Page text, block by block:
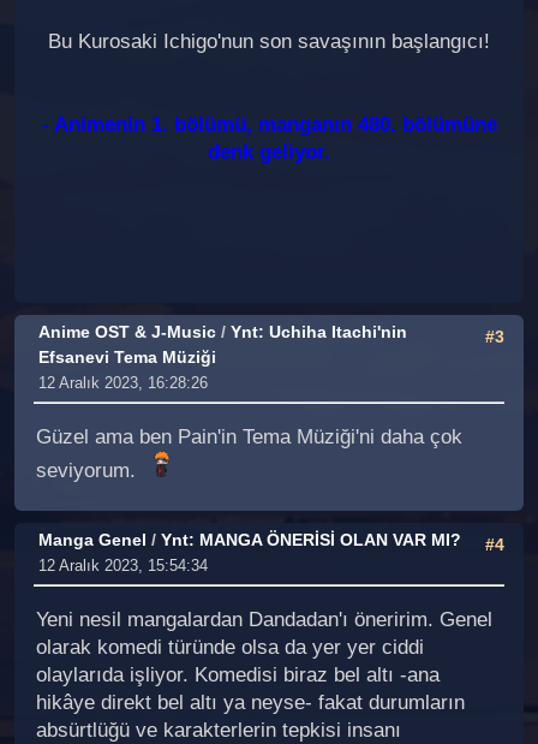
Bu Kurosaki Ichigo'nun son savaşının başlangıcı!
- Animenin 1. bölümü, manganın 480. bölümüne
denk geliyor.
#3
Anime OST & J-Music / Ynt: Uchiha Itachi'nin
Efsanevi Tema Müziği
12 Aralık 2023, 16:28:26
Güzel ama ben Pain'in Tema Müziği'ni daha çok
seviyorum.
#4
Manga Genel / Ynt: MANGA ÖNERİSİ OLAN VAR MI?
12 Aralık 2023, 15:54:34
Yeni nesil mangalardan Dandadan'ı öneririm. Genel
olarak komedi türünde olsa da yer yer ciddi
olaylarıda işliyor. Komedisi biraz bel altı -ana
hikâye direkt bel altı ya neyse- fakat durumların
absürtlüğü ve karakterlerin tepkisi insanı